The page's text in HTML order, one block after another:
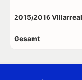
2015/2016 Villarreal
Gesamt